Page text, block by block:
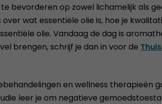
bevorderen op zowel lichamelijk als
wat essentiële olie is, hoe je
olie. Vandaag de dag is
brengen, schrijf je dan in voor de
en wellness therapieën
leer je om negatieve